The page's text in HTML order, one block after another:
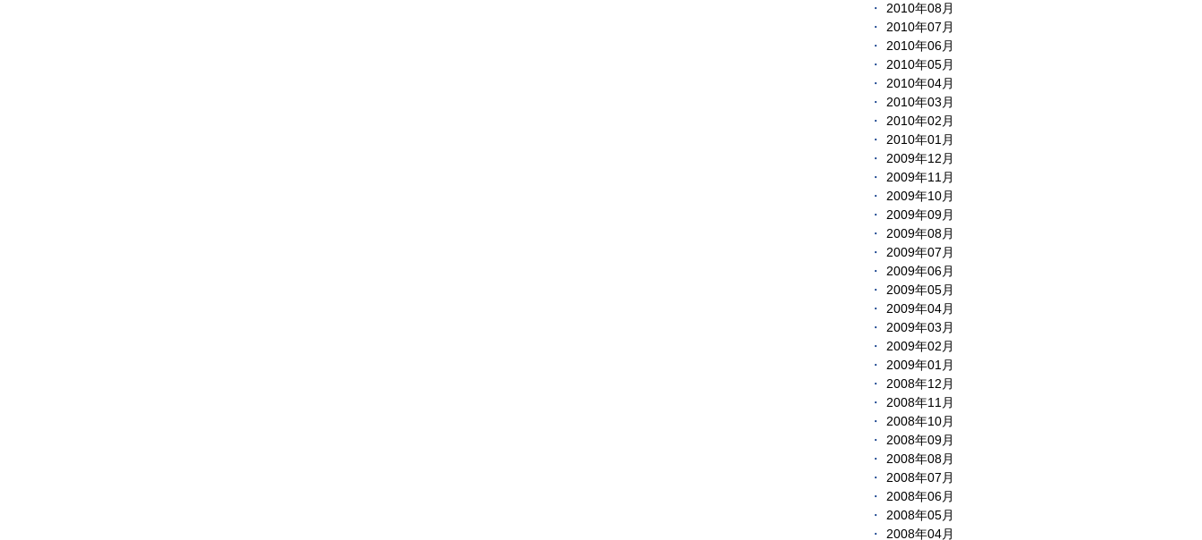
2010年08月
2010年07月
2010年06月
2010年05月
2010年04月
2010年03月
2010年02月
2010年01月
2009年12月
2009年11月
2009年10月
2009年09月
2009年08月
2009年07月
2009年06月
2009年05月
2009年04月
2009年03月
2009年02月
2009年01月
2008年12月
2008年11月
2008年10月
2008年09月
2008年08月
2008年07月
2008年06月
2008年05月
2008年04月